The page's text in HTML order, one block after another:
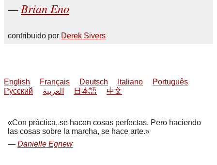
Brian Eno
contribuido por Derek Sivers
English Français Deutsch Italiano
Português
Русский
العربية 日本語 中文
Con práctica, se hacen cosas perfectas. Pero haciendo
las cosas sobre la marcha, se hace arte.
Danielle Egnew